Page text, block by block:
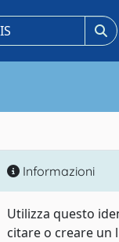
Informazioni
Utilizza questo
citare o creare un